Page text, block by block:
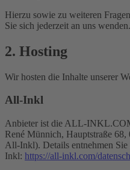
Hierzu sowie zu weiteren
Sie sich jederzeit an uns wenden.
2. Hosting
Wir hosten die Inhalte unserer
All-Inkl
Anbieter ist die ALL-
René Münnich, Hauptstraße
All-Inkl). Details entnehmen
Inkl: https://all-inkl.com/